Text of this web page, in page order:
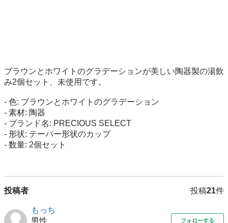
ブラウンとホワイトのグラデーションが美しい陶器製の湯飲
み2個セット、未使用です。
- 色: ブラウンとホワイトのグラデーション
- 素材: 陶器
- ブランド名: PRECIOUS SELECT
- 形状: テーパー形状のカップ
- 数量: 2個セット
投稿者 投稿21件
もっち
男性
フォローする